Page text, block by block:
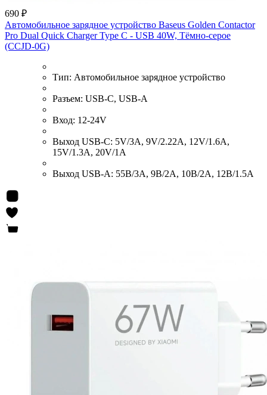
690 ₽
Автомобильное зарядное устройство Baseus Golden Contactor
Pro Dual Quick Charger Type C - USB 40W, Тёмно-серое
(CCJD-0G)
Тип: Автомобильное зарядное устройство
Разъем: USB-C, USB-A
Вход: 12-24V
Выход USB-C: 5V/3A, 9V/2.22A, 12V/1.6A,
15V/1.3A, 20V/1A
Выход USB-A: 55В/3А, 9В/2А, 10В/2А, 12В/1.5А